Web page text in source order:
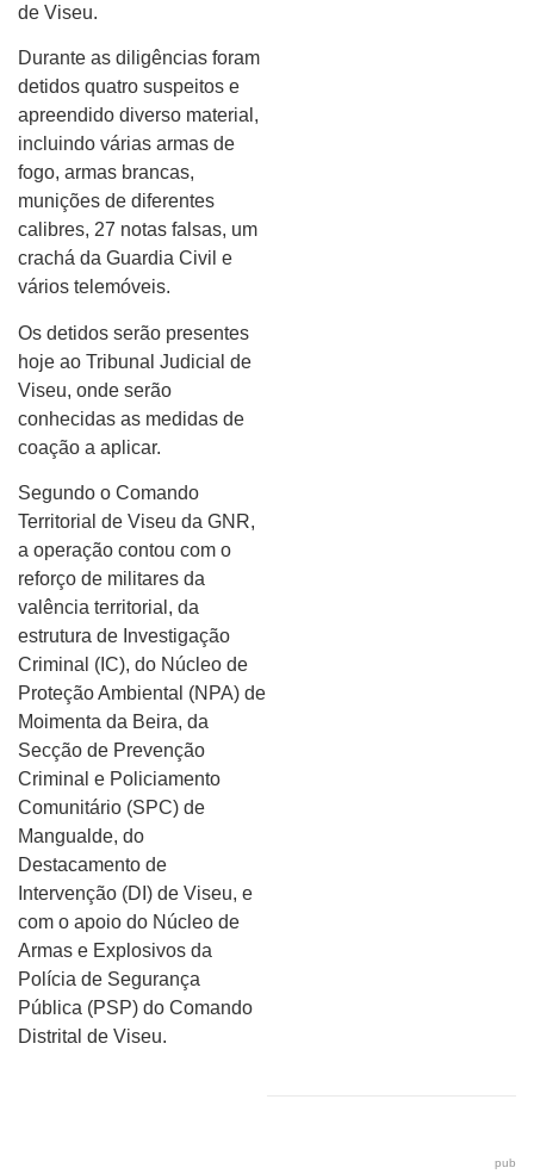
de Viseu.
Durante as diligências foram
detidos quatro suspeitos e
apreendido diverso material,
incluindo várias armas de
fogo, armas brancas,
munições de diferentes
calibres, 27 notas falsas, um
crachá da Guardia Civil e
vários telemóveis.
Os detidos serão presentes
hoje ao Tribunal Judicial de
Viseu, onde serão
conhecidas as medidas de
coação a aplicar.
Segundo o Comando
Territorial de Viseu da GNR,
a operação contou com o
reforço de militares da
valência territorial, da
estrutura de Investigação
Criminal (IC), do Núcleo de
Proteção Ambiental (NPA) de
Moimenta da Beira, da
Secção de Prevenção
Criminal e Policiamento
Comunitário (SPC) de
Mangualde, do
Destacamento de
Intervenção (DI) de Viseu, e
com o apoio do Núcleo de
Armas e Explosivos da
Polícia de Segurança
Pública (PSP) do Comando
Distrital de Viseu.
pub